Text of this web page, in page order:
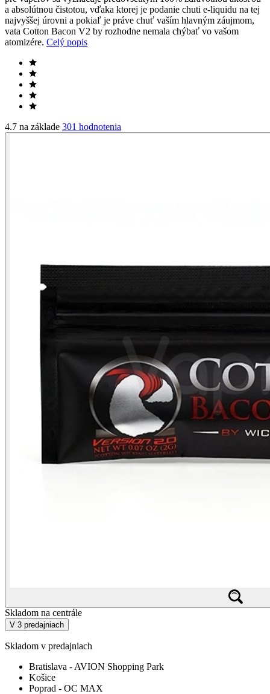
a absolútnou čistotou, vďaka ktorej je podanie chuti e-liquidu na tej
najvyššej úrovni a pokiaľ je práve chuť vaším hlavným záujmom,
vata Cotton Bacon V2 by rozhodne nemala chýbať vo vašom
atomizére. Celý popis
4.7 na základe 301 hodnotenia
Skladom na centrále
V 3 predajniach
Skladom v predajniach
Bratislava - AVION Shopping Park
Košice
Poprad - OC MAX